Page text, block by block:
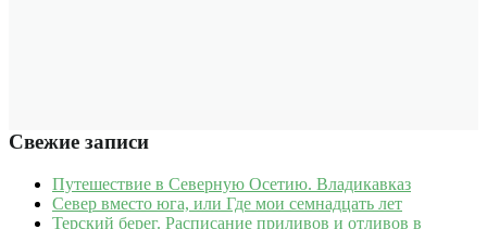
Свежие записи
Путешествие в Северную Осетию. Владикавказ
Север вместо юга, или Где мои семнадцать лет
Терский берег. Расписание приливов и отливов в